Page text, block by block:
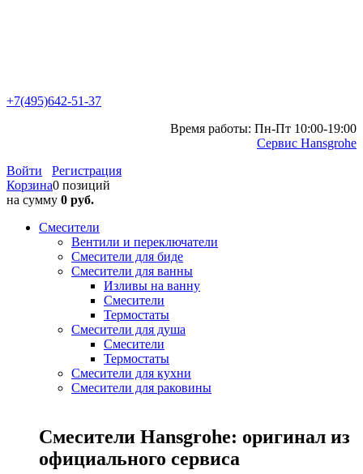
+7(495)642-51-37
Время работы: Пн-Пт 10:00-19:00
Сервис Hansgrohe
Войти
Регистрация
Корзина0 позиций
на сумму 0 руб.
Смесители
Вентили и переключатели
Смесители для биде
Смесители для ванны
Изливы на ванну
Смесители
Термостаты
Смесители для душа
Смесители
Термостаты
Смесители для кухни
Смесители для раковины
Смесители Hansgrohe: оригинал из
официального сервиса